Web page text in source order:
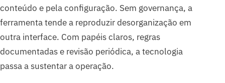
conteúdo e pela configuração. Sem governança, a
ferramenta tende a reproduzir desorganização em
outra interface. Com papéis claros, regras
documentadas e revisão periódica, a tecnologia
passa a sustentar a operação.